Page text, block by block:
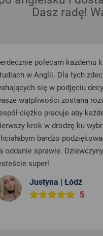
Dasz radę!
myśli o
i tych
Pytajcie a
Cały
z nas ułatwić
karierze.
Martynie i Darii
uwielbiam was,